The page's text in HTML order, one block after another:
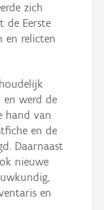
zich
de Eerste
en relicten
en werd de
hand van
en de
Daarnaast
nieuwe
en